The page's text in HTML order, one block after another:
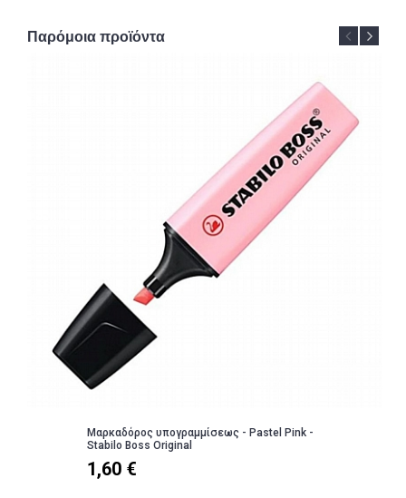
Παρόμοια προϊόντα
Μαρκαδόρος υπογραμμίσεως - Pastel Pink -
Stabilo Boss Original
1,60 €